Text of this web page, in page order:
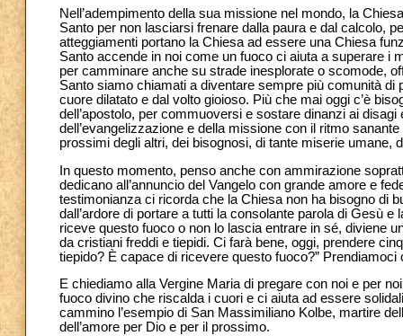
Nell’adempimento della sua missione nel mondo, la
Santo per non lasciarsi frenare dalla paura e dal calcolo,
atteggiamenti portano la Chiesa ad essere una Chiesa
Santo accende in noi come un fuoco ci aiuta a superare i
per camminare anche su strade inesplorate o scomode,
Santo siamo chiamati a diventare sempre più comunità
cuore dilatato e dal volto gioioso. Più che mai oggi c’è
dell’apostolo, per commuoversi e sostare dinanzi ai
dell’evangelizzazione e della missione con il ritmo
prossimi degli altri, dei bisognosi, di tante miserie umane,
In questo momento, penso anche con ammirazione
dedicano all’annuncio del Vangelo con grande amore e
testimonianza ci ricorda che la Chiesa non ha bisogno di
dall’ardore di portare a tutti la consolante parola di Gesù
riceve questo fuoco o non lo lascia entrare in sé, diviene
da cristiani freddi e tiepidi. Ci farà bene, oggi, prendere
tiepido? È capace di ricevere questo fuoco?”
E chiediamo alla Vergine Maria di pregare con noi e per
fuoco divino che riscalda i cuori e ci aiuta ad essere
cammino l’esempio di San Massimiliano Kolbe, martire
dell’amore per Dio e per il prossimo.